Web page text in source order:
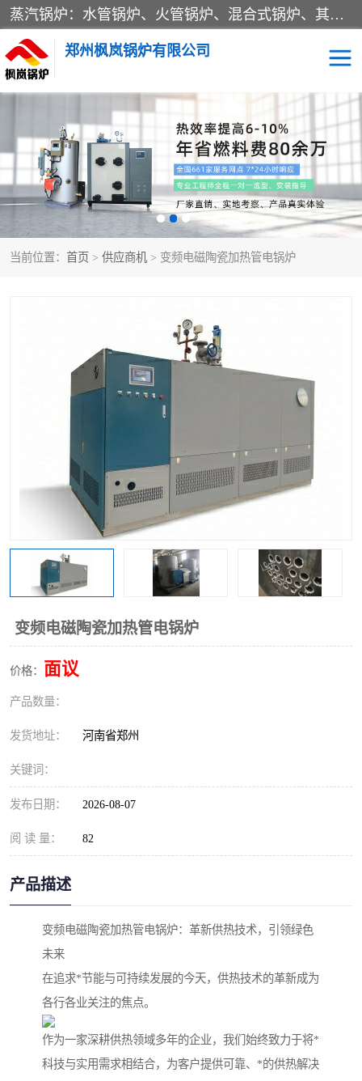
蒸汽锅炉：水管锅炉、火管锅炉、混合式锅炉、其他蒸汽锅炉； 热水锅炉：家用型集中供暖用热水锅炉、其他热水锅炉； 有机热载体锅炉； 船用蒸汽锅炉； （锅炉用辅助设备及装置）蒸汽冷凝器：表面冷凝器、混合式冷凝器、空冷式冷凝器、其他蒸汽冷凝器； 锅炉用辅助设备：节热器、蒸汽收集器、蓄能器、烟垢清除器、气体回收器、泥渣刮除器、空气预热器、其他锅炉用辅助设备；
郑州枫岚锅炉有限公司
当前位置： 首页 > 供应商机 > 变频电磁陶瓷加热管电锅炉
变频电磁陶瓷加热管电锅炉
价格： 面议
产品数量：
发货地址： 河南省郑州
关键词：
发布日期： 2026-08-07
阅 读 量： 82
产品描述
变频电磁陶瓷加热管电锅炉：革新供热技术，引领绿色
未来
在追求*节能与可持续发展的今天，供热技术的革新成为
各行各业关注的焦点。
作为一家深耕供热领域多年的企业，我们始终致力于将*
科技与实用需求相结合，为客户提供可靠、*的供热解决